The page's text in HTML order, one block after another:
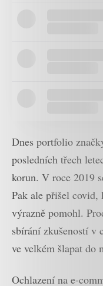
Dnes portfolio
posledních třech
korun. V roce 2019
Pak ale přišel covid,
výrazně pomohl.
sbírání zkušeností v
ve velkém šlapat do
Ochlazení na e-